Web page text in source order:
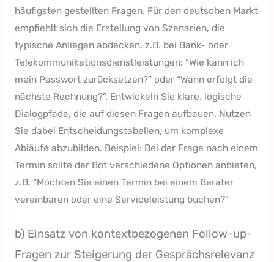
häufigsten gestellten Fragen. Für den deutschen Markt
empfiehlt sich die Erstellung von Szenarien, die
typische Anliegen abdecken, z.B. bei Bank- oder
Telekommunikationsdienstleistungen: “Wie kann ich
mein Passwort zurücksetzen?” oder “Wann erfolgt die
nächste Rechnung?”. Entwickeln Sie klare, logische
Dialogpfade, die auf diesen Fragen aufbauen. Nutzen
Sie dabei Entscheidungstabellen, um komplexe
Abläufe abzubilden. Beispiel: Bei der Frage nach einem
Termin sollte der Bot verschiedene Optionen anbieten,
z.B. “Möchten Sie einen Termin bei einem Berater
vereinbaren oder eine Serviceleistung buchen?”
b) Einsatz von kontextbezogenen Follow-up-
Fragen zur Steigerung der Gesprächsrelevanz